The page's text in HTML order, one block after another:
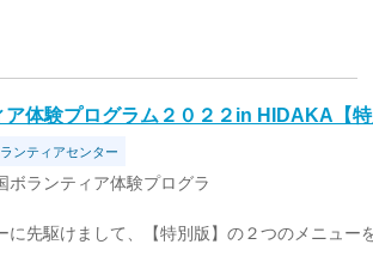
ア体験プログラム２０２２in HIDAKA
ンティアセンター
ボランティア体験プログラ
に先駆けまして、【特別版】の２つのメニュ